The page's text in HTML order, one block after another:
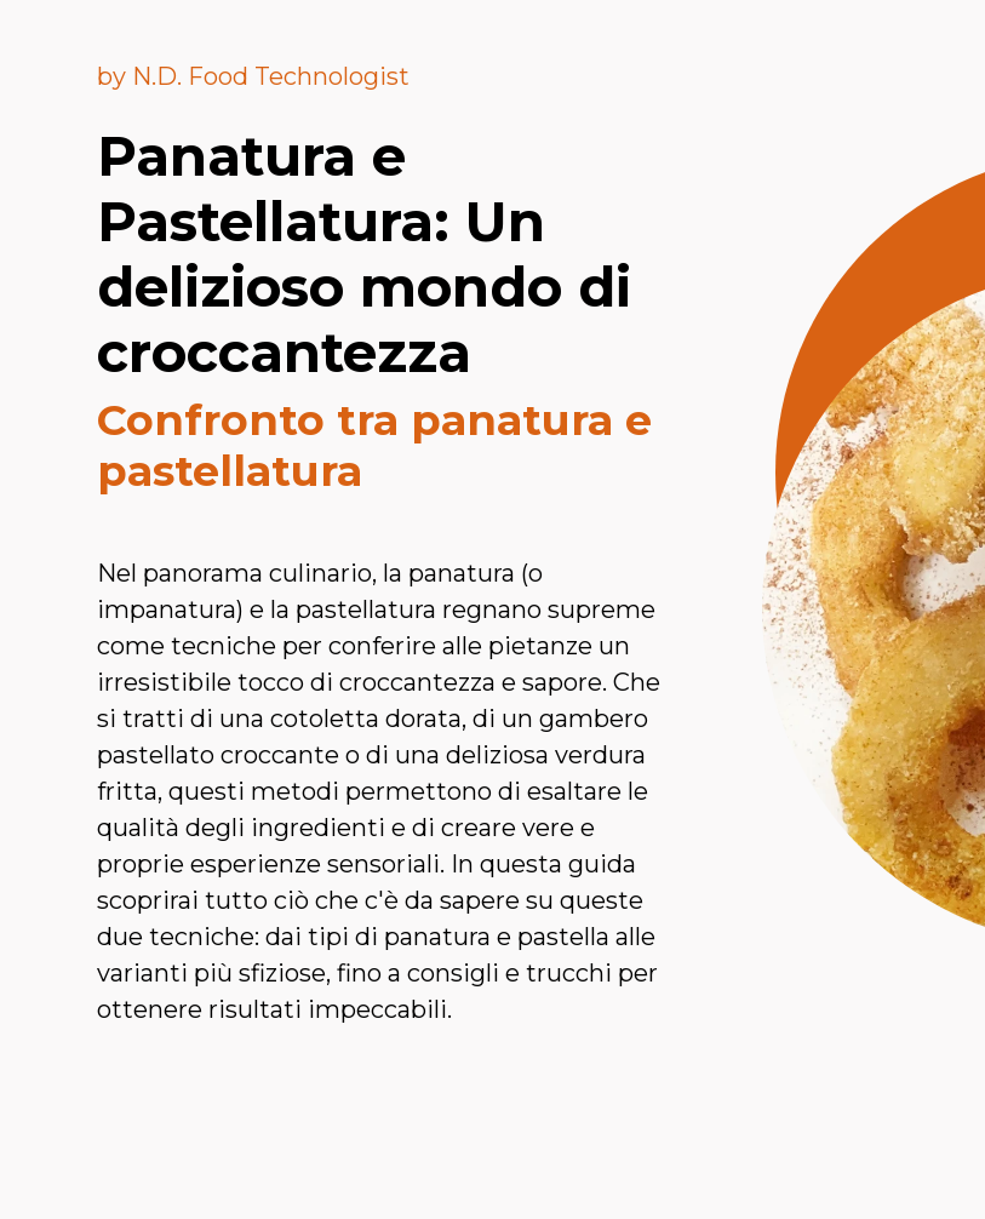
by N.D. Food Technologist
Panatura e
Pastellatura: Un
delizioso mondo di
croccantezza
Confronto tra panatura e
pastellatura
Nel panorama culinario, la panatura (o
impanatura) e la pastellatura regnano supreme
come tecniche per conferire alle pietanze un
irresistibile tocco di croccantezza e sapore. Che
si tratti di una cotoletta dorata, di un gambero
pastellato croccante o di una deliziosa verdura
fritta, questi metodi permettono di esaltare le
qualità degli ingredienti e di creare vere e
proprie esperienze sensoriali. In questa guida
scoprirai tutto ciò che c'è da sapere su queste
due tecniche: dai tipi di panatura e pastella alle
varianti più sfiziose, fino a consigli e trucchi per
ottenere risultati impeccabili.